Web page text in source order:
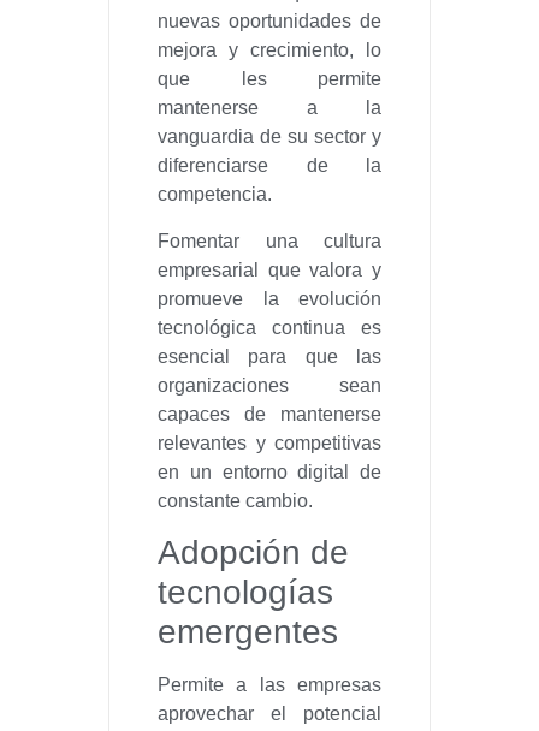
nuevas oportunidades de
mejora y crecimiento, lo
que les permite
mantenerse a la
vanguardia de su sector y
diferenciarse de la
competencia.
Fomentar una cultura
empresarial que valora y
promueve la evolución
tecnológica continua es
esencial para que las
organizaciones sean
capaces de mantenerse
relevantes y competitivas
en un entorno digital de
constante cambio.
Adopción de
tecnologías
emergentes
Permite a las empresas
aprovechar el potencial